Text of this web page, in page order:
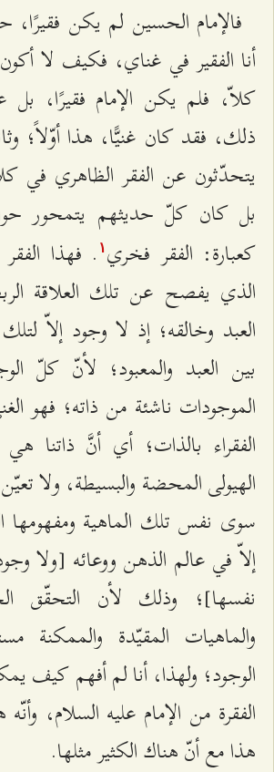
فالإمام الحسين لم يكن فقيرًا،
أنا الفقير في غناي، فكيف لا
كلاّ، فلم يكن الإمام فقيرًا،
ذلك، فقد كان غنيًّا، هذا أوّلاً؛
يتحدّثون عن الفقر الظاهري في
بل كان كلّ حديثهم يتمحور حول
كعبارة: الفقر فخري ۱ . فهذا
الذي يفصح عن تلك العلاقة
العبد وخالقه؛ إذ لا وجود إلاّ
بين العبد والمعبود؛ لأنّ كلّ
الموجودات ناشئة من ذاته؛ فهو
الفقراء بالذات؛ أي أنَّ ذاتنا
الهيولى المحضة والبسيطة، ولا
سوى نفس تلك الماهية ومفهومها
إلاّ في عالم الذهن ووعائه [ولا
نفسها]؛ وذلك لأن التحقّق
والماهيات المقيّدة
الوجود؛ ولهذا، أنا لم أفهم كيف
الفقرة من الإمام عليه السلام،
هذا مع أنّ هناك الكثير مثلها.